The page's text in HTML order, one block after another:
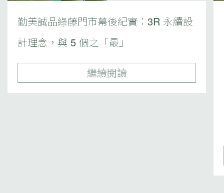
勤美誠品綠藤門市幕後紀實：3R 永續設
計理念，與 5 個之「最」
繼續閱讀